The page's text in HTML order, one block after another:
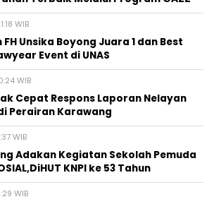
WIB
Unsika Boyong Juara 1 dan Best
Event di UNAS
WIB
Cepat Respons Laporan Nelayan
Perairan Karawang
WIB
Adakan Kegiatan Sekolah Pemuda
KNPI ke 53 Tahun
WIB